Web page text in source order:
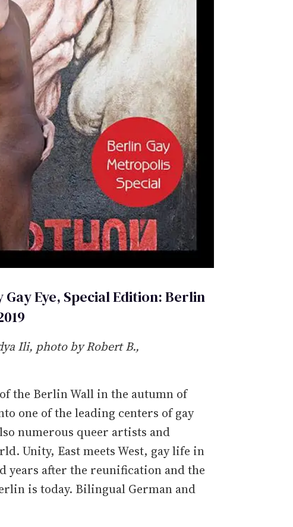
Gay Eye, Special Edition: Berlin
Ili, photo by Robert B.,
the Berlin Wall in the autumn of
one of the leading centers of gay
numerous queer artists and
Unity, East meets West, gay life in
years after the reunification and the
is today. Bilingual German and